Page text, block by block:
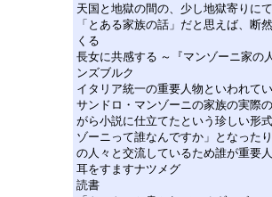
天国と地獄の間の、少し地獄寄りにて
「とある家族の話」だと思えば、断
くる
長女に共感する ～『マンゾーニ家の
ンズブルク
イタリア統一の重要人物といわれて
サンドロ・マンゾーニの家族の実際
がら小説に仕立てたという珍しい形
ゾーニって誰なんですか」となった
の人々と交流しているため誰が重要
耳をすますナツメグ
読書